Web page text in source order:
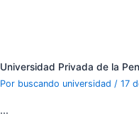
Universidad Privada de la
Por buscando universidad / 17
…